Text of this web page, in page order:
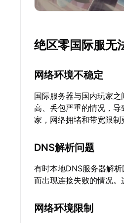
绝区零国际服无
网络环境不稳定
国际服务器与国内玩家
高、丢包严重的情况，
家，网络拥堵和带宽限制
DNS解析问题
有时本地DNS服务器解
而出现连接失败的情况。
网络环境限制